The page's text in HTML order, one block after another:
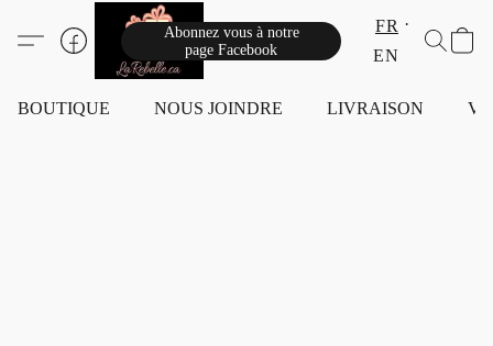
Abonnez vous à notre
page Facebook
FR
EN
BOUTIQUE NOUS JOINDRE LIVRAISON